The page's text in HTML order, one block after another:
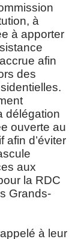
à
à apporter
afin
des
délégation
ouverte au
afin d’éviter
aux
la RDC
Grands-
à leur